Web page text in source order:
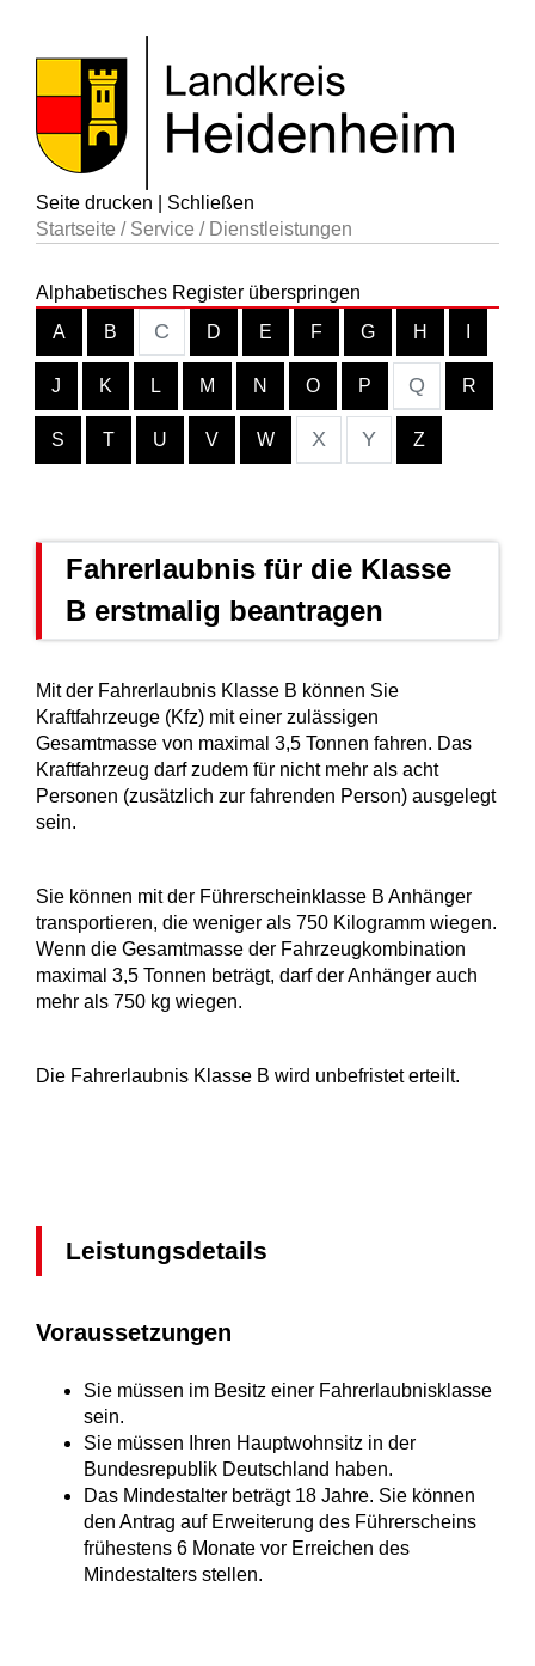
Seite drucken
Schließen
Startseite / Service / Dienstleistungen
Alphabetisches Register überspringen
A
B C D E F G H
J K L M N O P Q R
S T U V W X Y Z
Fahrerlaubnis für die Klasse
B erstmalig beantragen
Mit der Fahrerlaubnis Klasse B können Sie
Kraftfahrzeuge (Kfz) mit einer zulässigen
Gesamtmasse von maximal 3,5 Tonnen fahren. Das
Kraftfahrzeug darf zudem für nicht mehr als acht
Personen (zusätzlich zur fahrenden Person) ausgelegt
sein.
Sie können mit der Führerscheinklasse B Anhänger
transportieren, die weniger als 750 Kilogramm wiegen.
Wenn die Gesamtmasse der Fahrzeugkombination
maximal 3,5 Tonnen beträgt, darf der Anhänger auch
mehr als 750 kg wiegen.
Die Fahrerlaubnis Klasse B wird unbefristet erteilt.
Leistungsdetails
Voraussetzungen
Sie müssen im Besitz einer Fahrerlaubnisklasse
sein.
Sie müssen Ihren Hauptwohnsitz in der
Bundesrepublik Deutschland haben.
Das Mindestalter beträgt 18 Jahre. Sie können
den Antrag auf Erweiterung des Führerscheins
frühestens 6 Monate vor Erreichen des
Mindestalters stellen.